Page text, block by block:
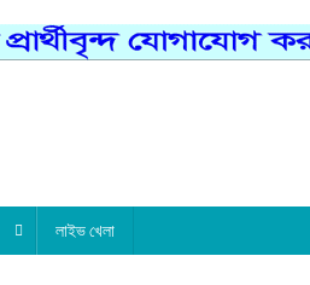
লাইভ খেলা